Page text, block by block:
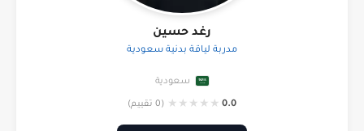
رغد حسين
مدربة لياقة بدنية سعودية
سعودية
0.0
★
★
★
★
★ (0 تقييم)